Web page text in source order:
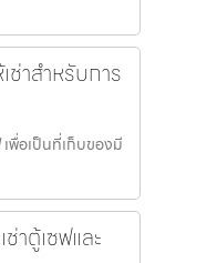
าสำหรับการ
พื่อเป็นที่เก็บของมี
าตู้เซฟและ